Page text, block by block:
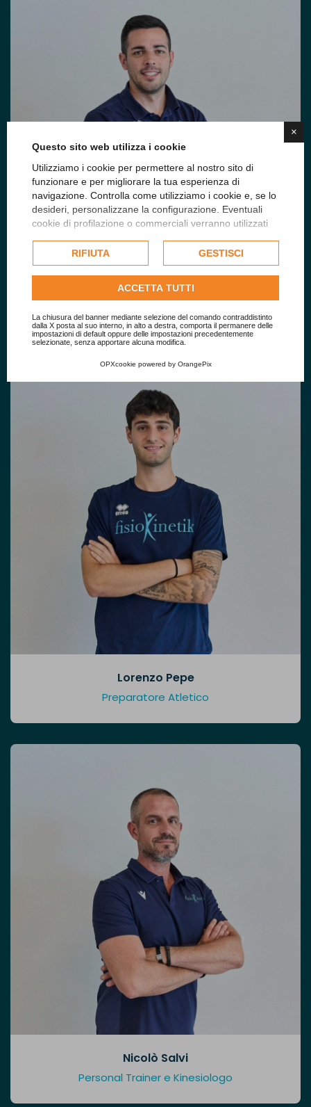
×
Questo sito web utilizza i cookie
Utilizziamo i cookie per permettere al nostro sito di
funzionare e per migliorare la tua esperienza di
navigazione. Controlla come utilizziamo i cookie e, se lo
desideri, personalizzane la configurazione. Eventuali
cookie di profilazione o commerciali verranno utilizzati
dell'utente e, se consentito, potrebbero essere utilizzati
per personalizzare gli annunci pubblicitari. Per ulteriori
informazioni su come Google utilizza i dati raccolti,
politica sulla privacy di Google
Consulta l'informativa cookie completa.
RIFIUTA GESTISCI
ACCETTA TUTTI
La chiusura del banner mediante selezione del comando contraddistinto
dalla X posta al suo interno, in alto a destra, comporta il permanere delle
impostazioni di default oppure delle impostazioni precedentemente
selezionate, senza apportare alcuna modifica.
OPXcookie powered by OrangePix
Giovanni Ivaldi
Preparatore Atletico
Lorenzo Pepe
Preparatore Atletico
Nicolò Salvi
Personal Trainer e Kinesiologo